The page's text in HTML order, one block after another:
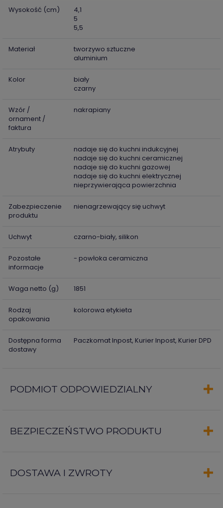
Wysokość (cm)
4,1
5
5,5
Materiał
tworzywo sztuczne
aluminium
Kolor
biały
czarny
Wzór /
ornament /
faktura
nakrapiany
Atrybuty
nadaje się do kuchni indukcyjnej
nadaje się do kuchni ceramicznej
nadaje się do kuchni gazowej
nadaje się do kuchni elektrycznej
nieprzywierająca powierzchnia
Zabezpieczenie
produktu
nienagrzewający się uchwyt
Uchwyt czarno-biały, silikon
Pozostałe
informacje
- powłoka ceramiczna
Waga netto (g) 1851
Rodzaj
opakowania
kolorowa etykieta
Dostępna forma
dostawy
Paczkomat Inpost, Kurier Inpost, Kurier DPD
PODMIOT ODPOWIEDZIALNY
BEZPIECZEŃSTWO PRODUKTU
DOSTAWA I ZWROTY